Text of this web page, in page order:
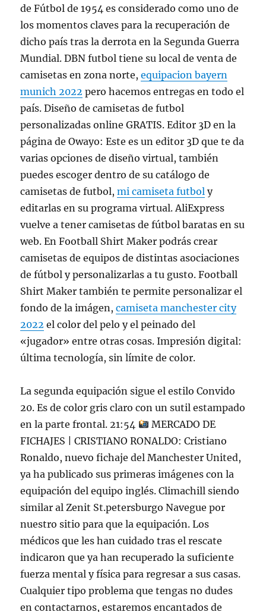
de Fútbol de 1954 es considerado como uno de
los momentos claves para la recuperación de
dicho país tras la derrota en la Segunda Guerra
Mundial. DBN futbol tiene su local de venta de
camisetas en zona norte,equipacion bayern
munich 2022 pero hacemos entregas en todo el
país. Diseño de camisetas de futbol
personalizadas online GRATIS. Editor 3D en la
página de Owayo: Este es un editor 3D que te da
varias opciones de diseño virtual, también
puedes escoger dentro de su catálogo de
camisetas de futbol,mi camiseta futbol y
editarlas en su programa virtual. AliExpress
vuelve a tener camisetas de fútbol baratas en su
web. En Football Shirt Maker podrás crear
camisetas de equipos de distintas asociaciones
de fútbol y personalizarlas a tu gusto. Football
Shirt Maker también te permite personalizar el
fondo de la imágen,camiseta manchester city
2022 el color del pelo y el peinado del
«jugador» entre otras cosas. Impresión digital:
última tecnología, sin límite de color.
La segunda equipación sigue el estilo Convido
20. Es de color gris claro con un sutil estampado
en la parte frontal. 21:54
MERCADO DE
FICHAJES | CRISTIANO RONALDO: Cristiano
Ronaldo, nuevo fichaje del Manchester United,
ya ha publicado sus primeras imágenes con la
equipación del equipo inglés. Climachill siendo
similar al Zenit St.petersburgo Navegue por
nuestro sitio para que la equipación. Los
médicos que les han cuidado tras el rescate
indicaron que ya han recuperado la suficiente
fuerza mental y física para regresar a sus casas.
Cualquier tipo problema que tengas no dudes
en contactarnos, estaremos encantados de